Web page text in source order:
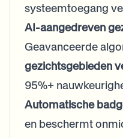
systeemtoegang
AI-aangedreven
Geavanceerde
gezichtsgebieden
95%+
Automatische
en beschermt